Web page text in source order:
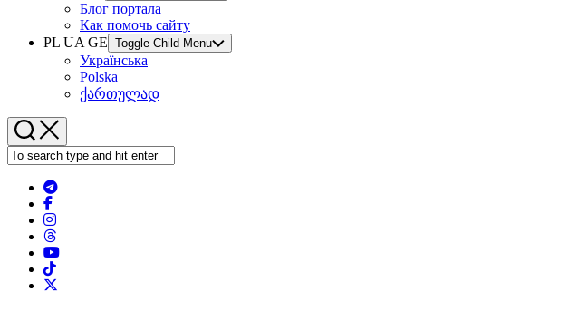
Блог портала
Как помочь сайту
PL UA GE Toggle Child Menu
Українська
Polska
ქართულად